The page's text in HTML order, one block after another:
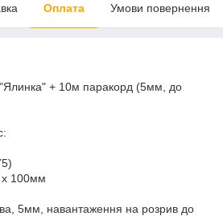
Оплата Умови повернення
+ 10м паракорд (5мм, до
100мм
5мм, навантаження на розрив до